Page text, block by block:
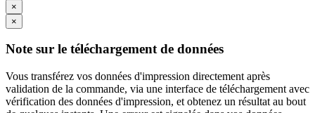
×
×
Note sur le téléchargement de données
Vous transférez vos données d'impression directement après
validation de la commande, via une interface de téléchargement avec
vérification des données d'impression, et obtenez un résultat au bout